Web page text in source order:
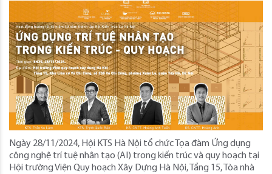
Ngày 28/11/2024, Hội KTS Hà Nội tổ chức Tọa đàm Ứng dụng
công nghệ trí tuệ nhân tạo (AI) trong kiến trúc và quy hoạch tại
Hội trường Viện Quy hoạch Xây Dựng Hà Nội, Tầng 15, Tòa nhà